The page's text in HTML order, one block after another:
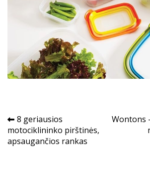
Navigacija
tarp
8 geriausios
motociklininko pirštinės,
apsaugančios rankas
Wontons